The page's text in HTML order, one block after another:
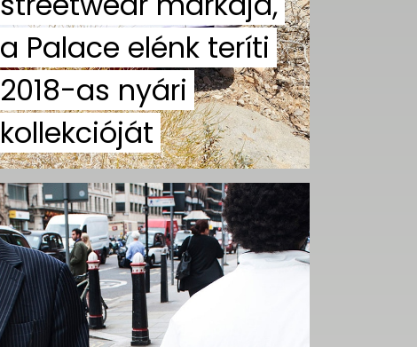
a Palace elénk teríti
2018-as nyári
kollekcióját